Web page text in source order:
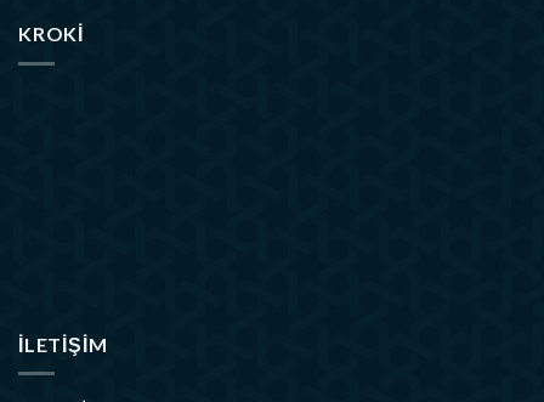
KROKI
İLETIŞIM